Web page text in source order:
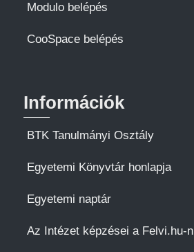
Modulo belépés
CooSpace belépés
Információk
BTK Tanulmányi Osztály
Egyetemi Könyvtár honlapja
Egyetemi naptár
Az Intézet képzései a Felvi.hu-n